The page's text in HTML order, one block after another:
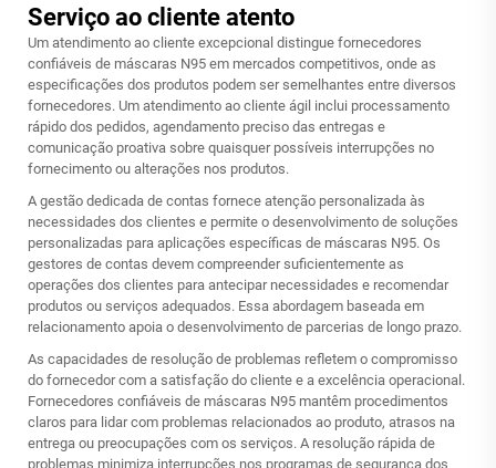
Serviço ao cliente atento
Um atendimento ao cliente excepcional distingue fornecedores
confiáveis de máscaras N95 em mercados competitivos, onde as
especificações dos produtos podem ser semelhantes entre diversos
fornecedores. Um atendimento ao cliente ágil inclui processamento
rápido dos pedidos, agendamento preciso das entregas e
comunicação proativa sobre quaisquer possíveis interrupções no
fornecimento ou alterações nos produtos.
A gestão dedicada de contas fornece atenção personalizada às
necessidades dos clientes e permite o desenvolvimento de soluções
personalizadas para aplicações específicas de máscaras N95. Os
gestores de contas devem compreender suficientemente as
operações dos clientes para antecipar necessidades e recomendar
produtos ou serviços adequados. Essa abordagem baseada em
relacionamento apoia o desenvolvimento de parcerias de longo prazo.
As capacidades de resolução de problemas refletem o compromisso
do fornecedor com a satisfação do cliente e a excelência operacional.
Fornecedores confiáveis de máscaras N95 mantêm procedimentos
claros para lidar com problemas relacionados ao produto, atrasos na
entrega ou preocupações com os serviços. A resolução rápida de
problemas minimiza interrupções nos programas de segurança dos